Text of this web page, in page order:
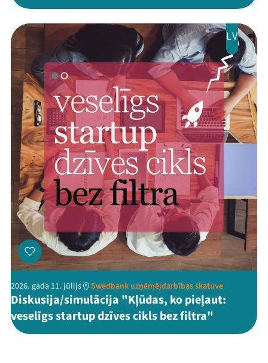
LV
2026. gada 11. jūlijs Swedbank uzņēmējdarbības skatuve
Diskusija/simulācija "Kļūdas, ko pieļaut:
veselīgs startup dzīves cikls bez filtra"